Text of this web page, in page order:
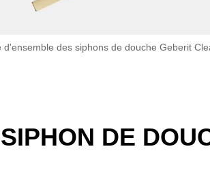
d'ensemble des siphons de douche Geberit
DE